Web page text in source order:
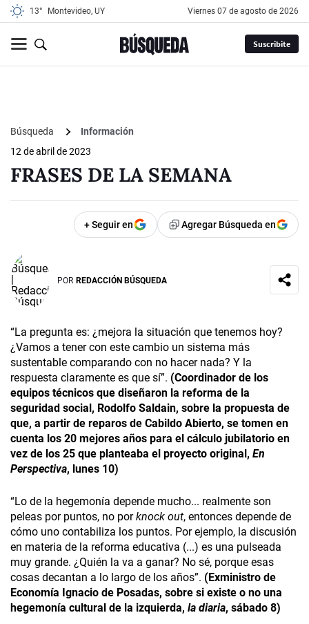
13° Montevideo, UY viernes 07 de agosto de 2026
Suscribite
Búsqueda
Información
12 de abril de 2023
FRASES DE LA SEMANA
+ Seguir en Agregar Búsqueda en
POR REDACCIÓN BÚSQUEDA
“La pregunta es: ¿mejora la situación que tenemos hoy?
¿Vamos a tener con este cambio un sistema más
sustentable comparando con no hacer nada? Y la
respuesta claramente es que sí”. (Coordinador de los
equipos técnicos que diseñaron la reforma de la
seguridad social, Rodolfo Saldain, sobre la propuesta de
que, a partir de reparos de Cabildo Abierto, se tomen en
cuenta los 20 mejores años para el cálculo jubilatorio en
vez de los 25 que planteaba el proyecto original, En
Perspectiva, lunes 10)
“Lo de la hegemonía depende mucho... realmente son
peleas por puntos, no porknock out, entonces depende de
cómo uno contabiliza los puntos. Por ejemplo, la discusión
en materia de la reforma educativa (...) es una pulseada
muy grande. ¿Quién la va a ganar? No sé, porque esas
cosas decantan a lo largo de los años”. (Exministro de
Economía Ignacio de Posadas, sobre si existe o no una
hegemonía cultural de la izquierda, la diaria, sábado 8)